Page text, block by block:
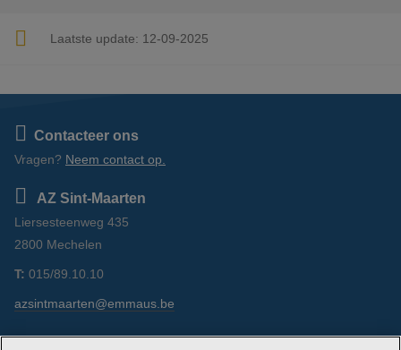
Laatste update: 12-09-2025
Contacteer ons
Vragen? Neem contact op.
AZ Sint-Maarten
Liersesteenweg 435
2800 Mechelen
T: 015/89.10.10
azsintmaarten@emmaus.be